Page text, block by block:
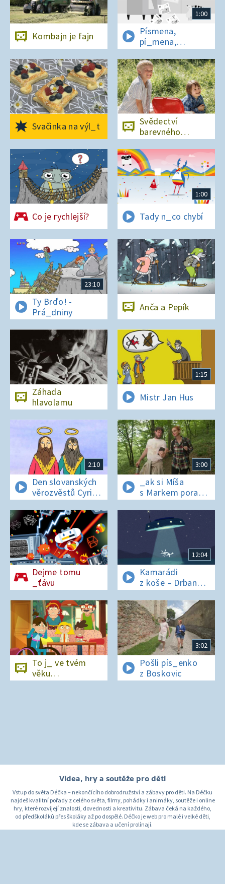
Kombajn je fajn
1:00
Písmena,
pí_mena,
písmena
Svačinka na výl_t
Svědectví
barevného
ostrova
Co je rychlejší?
1:00
Tady n_co chybí
23:10
Ty Brďo! -
Prá_dniny
Anča a Pepík
Záhada
hlavolamu
1:15
Mistr Jan Hus
2:10
Den slovanských
věrozvěstů Cyrila
a Metoděje
3:00
_ak si Míša
s Markem poradí
v lese bez
si_nálu?
Dejme tomu
_ťávu
12:04
Kamarádi
z koše – Drban
a UFO
To j_ ve tvém
věku…
3:02
Pošli pís_enko
z Boskovic
Videa, hry a soutěže pro děti
Vstup do světa Déčka – nekončícího dobrodružství a zábavy pro děti. Na Déčku
najdeš kvalitní pořady z celého světa, filmy, pohádky i animáky, soutěže i online
hry, které rozvíjejí znalosti, dovednosti a kreativitu. Zábava čeká na každého,
od předškoláků přes školáky až po dospělé. Déčko je web pro malé i velké děti,
kde se zábava a učení prolínají.